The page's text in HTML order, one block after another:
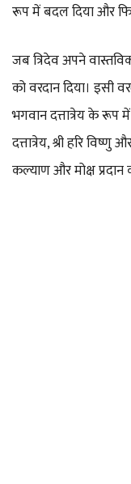
रूप में बदल दिया और
जब त्रिदेव अपने
को वरदान दिया। इसी
भगवान दत्तात्रेय के रूप
दत्तात्रेय, श्री हरि
कल्याण और मोक्ष प्रदान